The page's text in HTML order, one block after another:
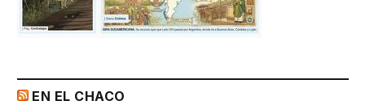
EN EL CHACO